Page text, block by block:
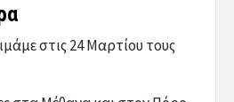
στις 24 Μαρτίου τους